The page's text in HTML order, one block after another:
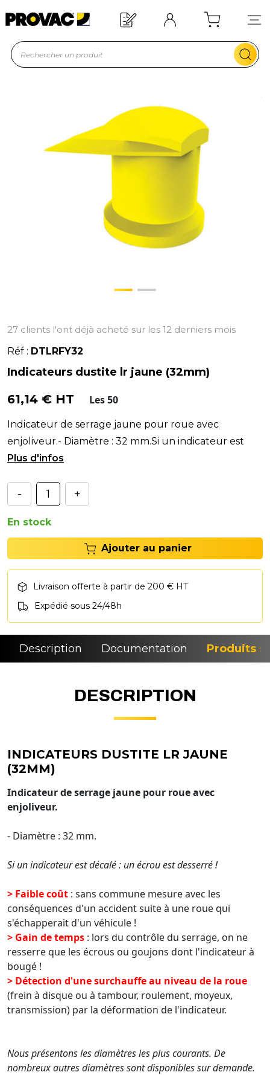
Offre de bienvenue : 20€ offerts !
En savoir plus
27 clients l'ont déjà acheté sur les 12 derniers mois
Réf : DTLRFY32
Indicateurs dustite lr jaune (32mm)
61,14 € HT Les 50
Indicateur de serrage jaune pour roue avec
enjoliveur.- Diamètre : 32 mm.Si un indicateur est
décalé : un écrou est desserré !> Faible coût : sans
- +
En stock
Ajouter au panier
Livraison offerte à partir de 200 € HT
Expédié sous 24/48h
Description Documentation Produits
DESCRIPTION
INDICATEURS DUSTITE LR JAUNE
(32MM)
Indicateur de serrage jaune pour roue avec
enjoliveur.
- Diamètre : 32 mm.
Si un indicateur est décalé : un écrou est desserré !
> Faible coût : sans commune mesure avec les
conséquences d'un accident suite à une roue qui
s'échapperait d'un véhicule !
> Gain de temps : lors du contrôle du serrage, on ne
resserre que les écrous ou goujons dont l'indicateur à
bougé !
> Détection d'une surchauffe au niveau de la roue
(frein à disque ou à tambour, roulement, moyeux,
transmission) par la déformation de l'indicateur.
Nous présentons les diamètres les plus courants. De
nombreux autres diamètres sont disponibles sur demande.